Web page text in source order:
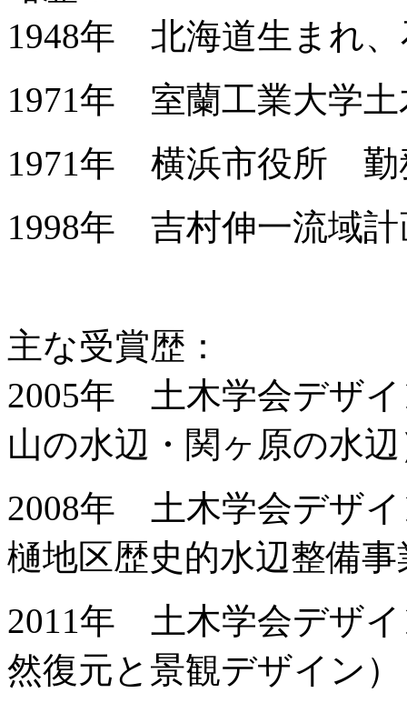
1948年 北海道生まれ、
1971年 室蘭工業大学土
1971年 横浜市役所 勤
1998年 吉村伸一流域計
主な受賞歴：
2005年 土木学会デザ
山の水辺・関ヶ原の水
2008年 土木学会デザ
樋地区歴史的水辺整備事
2011年 土木学会デザ
然復元と景観デザイン）